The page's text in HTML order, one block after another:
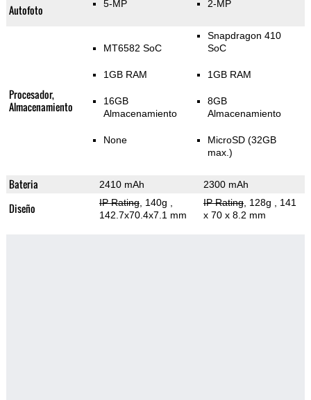
Autofoto 5-MP 2-MP
Procesador,
Almacenamiento
MT6582 SoC
1GB RAM
16GB
Almacenamiento
None
Snapdragon 410
SoC
1GB RAM
8GB
Almacenamiento
MicroSD (32GB
max.)
Bateria 2410 mAh 2300 mAh
Diseño IP Rating, 140g
142.7x70.4x7.1 mm
IP Rating, 128g
, 141
x 70 x 8.2 mm